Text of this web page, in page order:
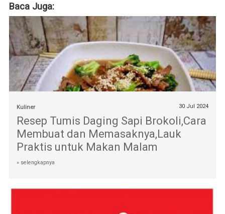
Baca Juga:
Kuliner 30 Jul 2024
Resep Tumis Daging Sapi Brokoli,Cara
Membuat dan Memasaknya,Lauk
Praktis untuk Makan Malam
» selengkapnya